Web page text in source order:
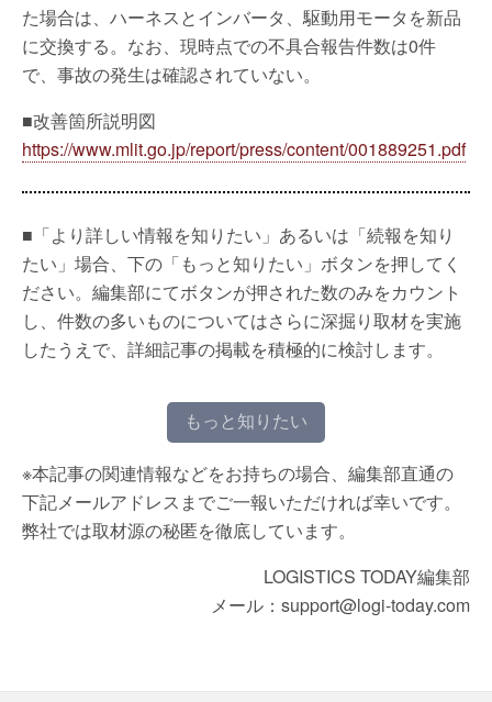
た場合は、ハーネスとインバータ、駆動用モータを新品
に交換する。なお、現時点での不具合報告件数は0件
で、事故の発生は確認されていない。
■改善箇所説明図
https://www.mlit.go.jp/report/press/content/001889251.pdf
■「より詳しい情報を知りたい」あるいは「続報を知り
たい」場合、下の「もっと知りたい」ボタンを押してく
ださい。編集部にてボタンが押された数のみをカウント
し、件数の多いものについてはさらに深掘り取材を実施
したうえで、詳細記事の掲載を積極的に検討します。
もっと知りたい
※本記事の関連情報などをお持ちの場合、編集部直通の
下記メールアドレスまでご一報いただければ幸いです。
弊社では取材源の秘匿を徹底しています。
LOGISTICS TODAY編集部
メール：support@logi-today.com